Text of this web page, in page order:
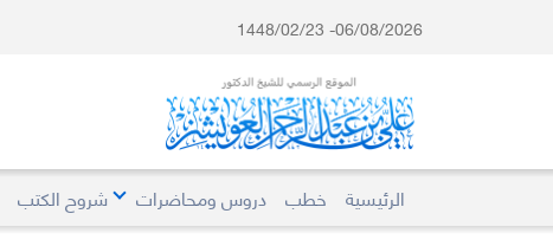
06/08/2026- 1448/02/23
الرئيسية خطب دروس ومحاضرات شروح الكتب